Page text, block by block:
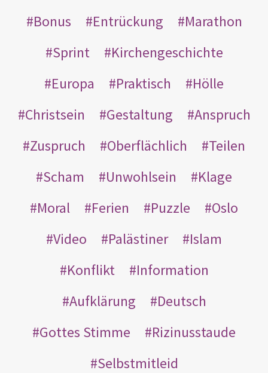
Bonus
Entrückung
Marathon
Sprint
Kirchengeschichte
Europa
Praktisch
Hölle
Christsein
Gestaltung
Anspruch
Zuspruch
Oberflächlich
Teilen
Scham
Unwohlsein
Klage
Moral
Ferien Puzzle
Oslo
Video
Palästiner
Islam
Konflikt
Information
Aufklärung
Deutsch
Gottes Stimme
Rizinusstaude
Selbstmitleid